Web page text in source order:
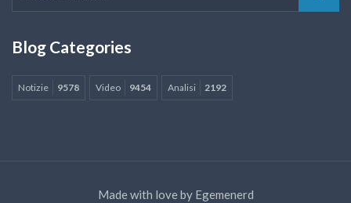
Blog Categories
Notizie 9578 Video 9454 Analisi 2192
Made with love by Egemenerd